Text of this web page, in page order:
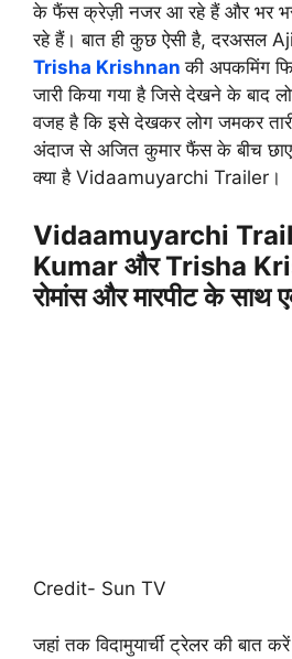
के फैंस क्रेज़ी नजर आ रहे हैं और भर भर
रहे हैं। बात ही कुछ ऐसी है, दरअसल
Trisha Krishnanकी अपकमिंग
जारी किया गया है जिसे देखने के बाद
वजह है कि इसे देखकर लोग जमकर
अंदाज से अजित कुमार फैंस के बीच
क्या है Vidaamuyarchi Trailer।
Vidaamuyarchi
Kumar और Trisha
रोमांस और मारपीट के साथ
Credit- Sun TV
जहां तक विदामुयार्ची ट्रेलर की बात